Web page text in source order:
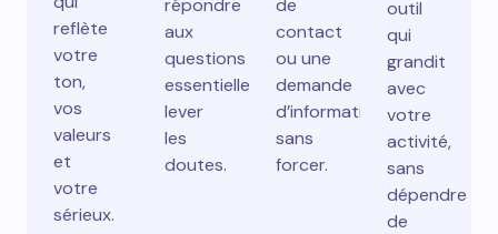
reflète
votre
ton,
vos
valeurs
et
votre
sérieux.
répondre
aux
questions
essentielles,
lever
les
doutes.
de
contact
ou une
demande
d’information
sans
forcer.
outil
qui
grandit
avec
votre
activité,
sans
dépendre
de